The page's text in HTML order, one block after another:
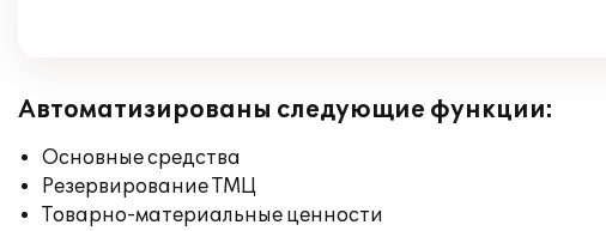
Автоматизированы следующие функции:
Основные средства
Резервирование ТМЦ
Товарно-материальные ценности